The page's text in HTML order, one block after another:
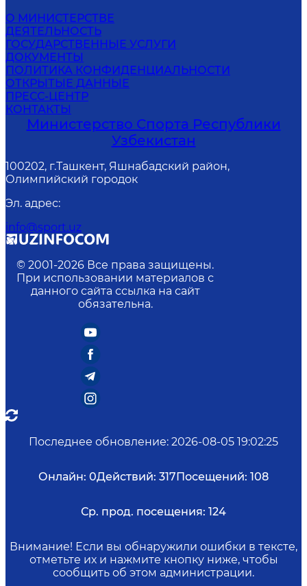
О МИНИСТЕРСТВЕ
ДЕЯТЕЛЬНОСТЬ
ГОСУДАРСТВЕННЫЕ УСЛУГИ
ДОКУМЕНТЫ
ПОЛИТИКА КОНФИДЕНЦИАЛЬНОСТИ
ОТКРЫТЫЕ ДАННЫЕ
ПРЕСС-ЦЕНТР
КОНТАКТЫ
Министерство Спорта Республики
Узбекистан
100202, г.Ташкент, Яшнабадский район,
Олимпийский городок
Эл. адрес:
info@sport.uz
© 2001-2026 Все права защищены.
При использовании материалов с
данного сайта ссылка на сайт
обязательна.
Последнее обновление: 2026-08-05 19:02:25
Онлайн: 0Действий: 317Посещений: 108
Ср. прод. посещения: 124
Внимание! Если вы обнаружили ошибки в тексте,
отметьте их и нажмите кнопку ниже, чтобы
сообщить об этом администрации.